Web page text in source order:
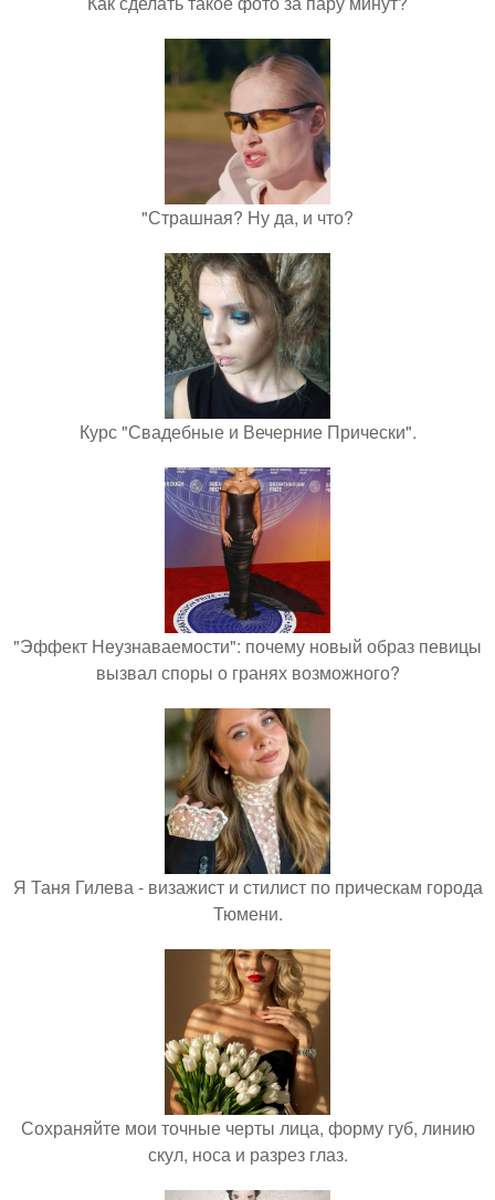
"Страшная? Ну да, и что?
Курс "Свадебные и Вечерние Прически".
"Эффект Неузнаваемости": почему новый образ певицы
вызвал споры о гранях возможного?
Я Таня Гилева - визажист и стилист по прическам города
Тюмени.
Сохраняйте мои точные черты лица, форму губ, линию
скул, носа и разрез глаз.